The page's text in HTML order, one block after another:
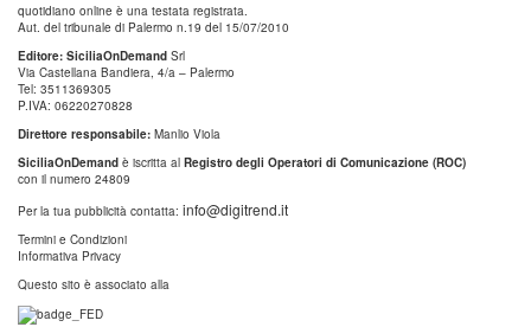
quotidiano online è una testata registrata.
Aut. del tribunale di Palermo n.19 del 15/07/2010
Editore: SiciliaOnDemand Srl
Via Castellana Bandiera, 4/a – Palermo
Tel: 3511369305
P.IVA: 06220270828
Direttore responsabile: Manlio Viola
SiciliaOnDemand è iscritta al Registro degli Operatori di Comunicazione (ROC)
con il numero 24809
Per la tua pubblicità contatta: info@digitrend.it
Termini e Condizioni
Informativa Privacy
Questo sito è associato alla